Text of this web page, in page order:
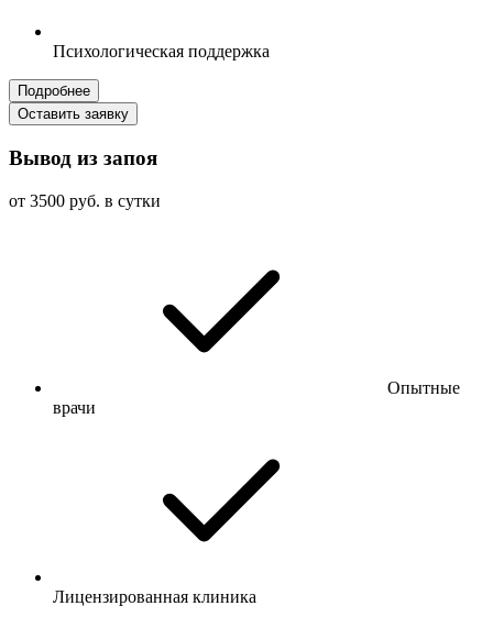
Психологическая поддержка
Подробнее
Оставить заявку
Вывод из запоя
от 3500 руб. в сутки
Опытные
врачи
Лицензированная клиника